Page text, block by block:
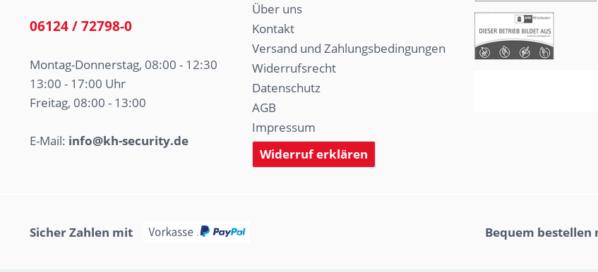
06124 / 72798-0
Montag-Donnerstag, 08:00 - 12:30
13:00 - 17:00 Uhr
Freitag, 08:00 - 13:00
E-Mail: info@kh-security.de
Über uns
Kontakt
Versand und Zahlungsbedingungen
Widerrufsrecht
Datenschutz
AGB
Impressum
Widerruf erklären
Sicher Zahlen mit Bequem bestellen